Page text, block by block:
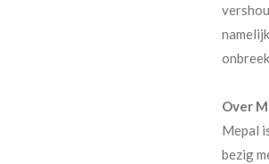
Over
Mepal
bezig